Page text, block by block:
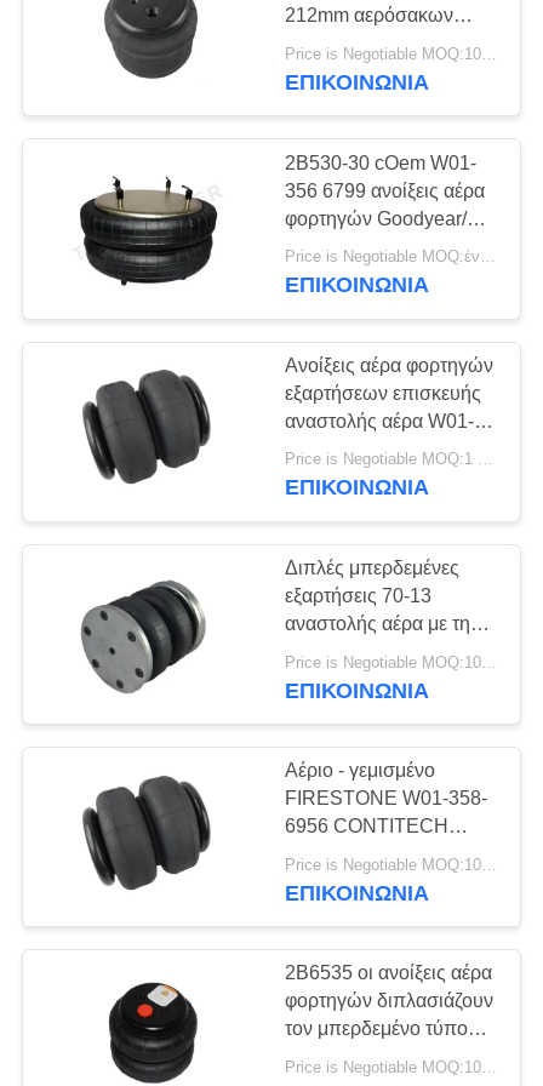
ΠΡΟΣΦΟΡΆ
ΧΆΡΤΗΣ
ΙΣΤΌΤΟΠΟΥ
ΜΥΣΤΙΚΌΤΗΤΑ
ΠΟΛΙΤΙΚΉ
Μέρη αναστολής
αέρα Audi
Απορροφητής
κρούσης στην
ανάρτηση αέρα
115
Μέρη αναστολής
αέρα του Land
Rover
Συμπιεστής
αναστολής αέρα
1058
212mm αερόσακων
φορτηγών βιομηχανική
άνοιξη αέρα
Price is Negotiable MOQ:10 το κομμάτι/τα κομμάτια δειγμάτων χαιρετίζεται
ΕΠΙΚΟΙΝΩΝΊΑ
2B530-30 cOem W01-
356 6799 ανοίξεις αέρα
φορτηγών Goodyear/
διπλάσιο μπερδεμένο
Price is Negotiable MOQ:ένα pc/pcs
ΕΠΙΚΟΙΝΩΝΊΑ
Ανοίξεις αέρα φορτηγών
εξαρτήσεων επισκευής
αναστολής αέρα W01-
358-6956 CONTITECH
212mm ύψος 2B2500
Price is Negotiable MOQ:1 τεμάχια
ΕΠΙΚΟΙΝΩΝΊΑ
Διπλές μπερδεμένες
εξαρτήσεις 70-13
αναστολής αέρα με την
άνοιξη αέρα φλαντζών
ΕΠΙΚΟΙΝΩΝΊΑ
Αέριο - γεμισμένο
FIRESTONE W01-358-
6956 CONTITECH
212mm 2B2500
αερόσακων αναστολής
Price is Negotiable MOQ:10 το κομμάτι/τα κομμάτια δειγμάτων χαιρετίζεται
ΕΠΙΚΟΙΝΩΝΊΑ
2B6535 οι ανοίξεις αέρα
φορτηγών διπλασιάζουν
τον μπερδεμένο τύπο
CONTITECH 70-13
Price is Negotiable MOQ:10pcs